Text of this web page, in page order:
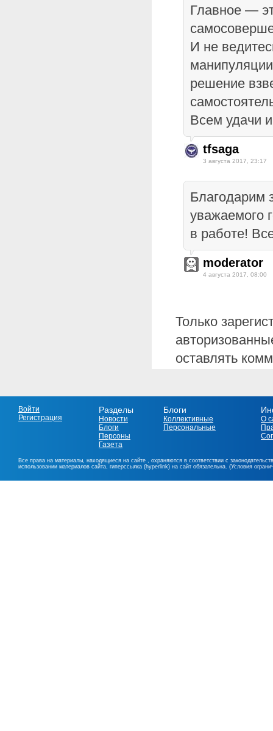
Главное —
И не
решение
Всем удачи
tfsaga
3 августа 2017, 23:17
Благодарим
уважаемого
в работе!
moderator
4 августа 2017, 08:00
Только
оставлять
Войти
Регистрация
Разделы
Новости
Блоги
Персоны
Газета
Блоги
Коллективные
Персональные
О
Все права на материалы, находящиеся на сайте , охраняются в соответствии с
использовании материалов сайта, гиперссылка (hyperlink) на сайт обязательна. (Условия